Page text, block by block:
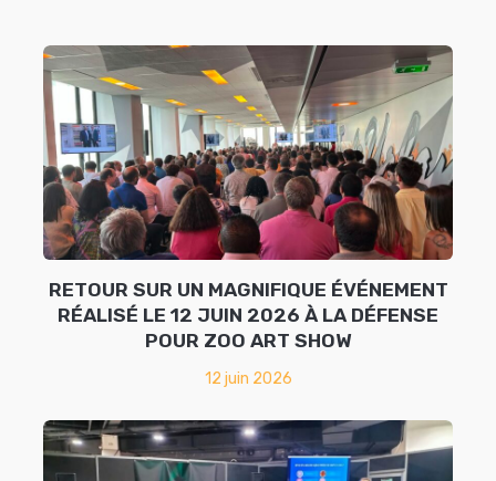
RETOUR SUR UN MAGNIFIQUE ÉVÉNEMENT
RÉALISÉ LE 12 JUIN 2026 À LA DÉFENSE
POUR ZOO ART SHOW
12 juin 2026